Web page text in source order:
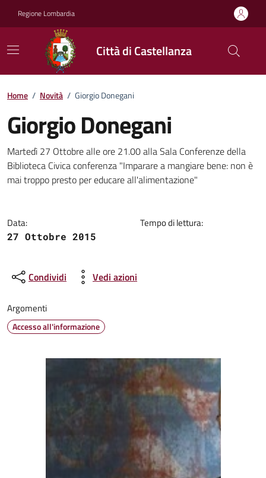
Regione Lombardia
Città di Castellanza
Home / Novità / Giorgio Donegani
Giorgio Donegani
Dettagli della notizia
Martedì 27 Ottobre alle ore 21.00 alla Sala Conferenze della
Biblioteca Civica conferenza "Imparare a mangiare bene: non è
mai troppo presto per educare all'alimentazione"
Data:
27 Ottobre 2015
Tempo di lettura:
Condividi Vedi azioni
Argomenti
Accesso all'informazione